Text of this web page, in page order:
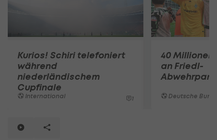
Kurios! Schiri telefoniert
während
niederländischem
Cupfinale
International 1
40
an Friedl-
Deutsche